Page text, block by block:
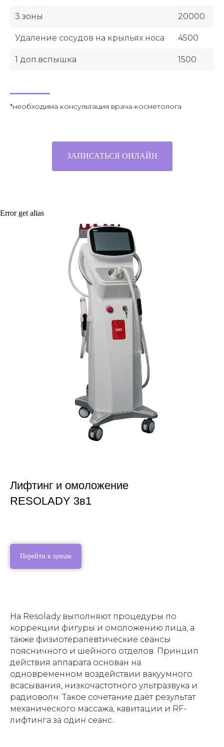
3 зоны 20000
Удаление сосудов на крыльях носа 4500
1 доп.вспышка 1500
*необходима консультация врача-косметолога
ЗАПИСАТЬСЯ ОНЛАЙН
Error get alias
Лифтинг и омоложение
RESOLADY 3в1
Перейти к ценам
На Resolady выполняют процедуры по
коррекции фигуры и омоложению лица, а
также физиотерапевтические сеансы
поясничного и шейного отделов. Принцип
действия аппарата основан на
одновременном воздействии вакуумного
всасывания, низкочастотного ультразвука и
радиоволн. Такое сочетание даёт результат
механического массажа, кавитации и RF-
лифтинга за один сеанс..